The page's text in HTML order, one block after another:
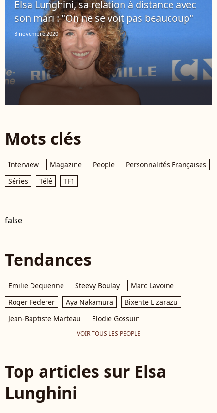
Elsa Lunghini, sa relation à distance avec
son mari : "On ne se voit pas beaucoup"
3 novembre 2020
Mots clés
Interview Magazine People
Personnalités Françaises
Séries
Télé TF1
false
Tendances
Emilie Dequenne Steevy Boulay
Marc Lavoine
Roger Federer
Aya Nakamura
Bixente Lizarazu
Jean-Baptiste Marteau
Elodie Gossuin
VOIR TOUS LES PEOPLE
Top articles sur Elsa
Lunghini